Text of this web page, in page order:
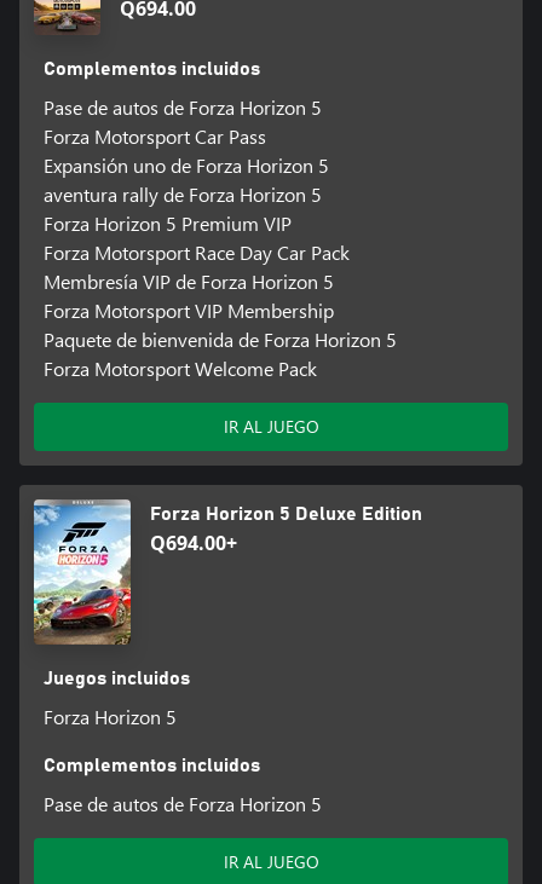
Q694.00
Complementos incluidos
Pase de autos de Forza Horizon 5
Forza Motorsport Car Pass
Expansión uno de Forza Horizon 5
aventura rally de Forza Horizon 5
Forza Horizon 5 Premium VIP
Forza Motorsport Race Day Car Pack
Membresía VIP de Forza Horizon 5
Forza Motorsport VIP Membership
Paquete de bienvenida de Forza Horizon 5
Forza Motorsport Welcome Pack
IR AL JUEGO
Forza Horizon 5 Deluxe Edition
Q694.00+
Juegos incluidos
Forza Horizon 5
Complementos incluidos
Pase de autos de Forza Horizon 5
IR AL JUEGO